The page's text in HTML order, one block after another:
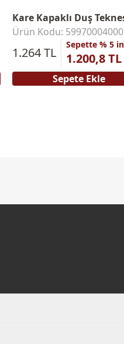
Ürün Kodu: 59970004000
1.264 TL
Sepette % 5
1.200,8 TL
Sepete Ekle